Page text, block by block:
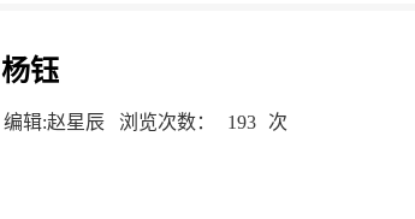
杨钰
编辑:赵星辰 浏览次数： 193 次